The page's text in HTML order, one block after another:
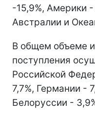
-15,9%, Америки
Австралии и
В общем объеме
поступления
Российской
7,7%, Германии -
Белоруссии -